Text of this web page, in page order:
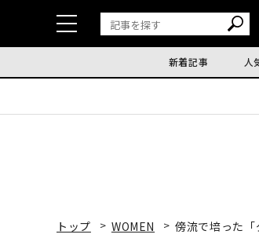
新着記事 人
トップ WOMEN 傍流で培った「